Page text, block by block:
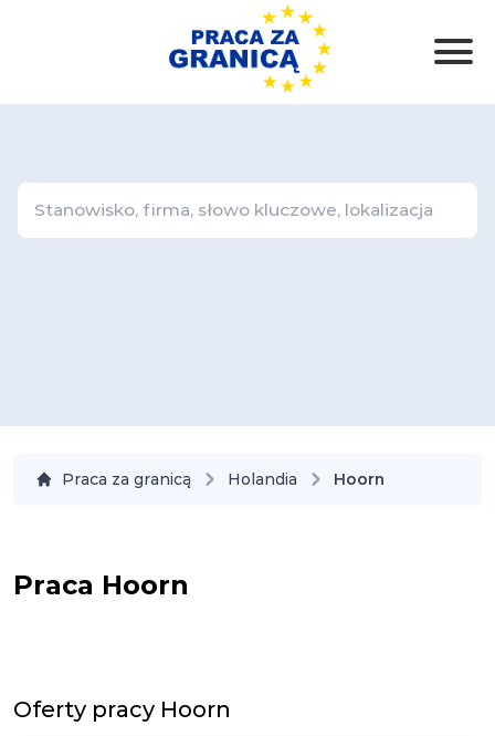
Praca za granicą Holandia Hoorn
Praca Hoorn
Oferty pracy Hoorn